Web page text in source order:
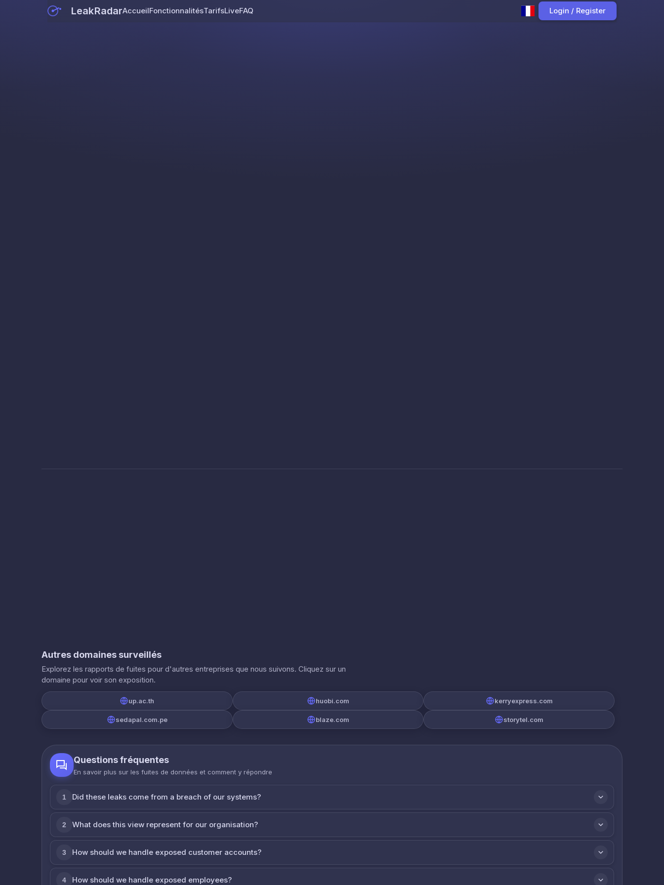
LeakRadarAccueilFonctionnalitésTarifsLiveFAQ Login / Register
Autres domaines surveillés
Explorez les rapports de fuites pour d'autres entreprises que nous suivons. Cliquez sur un
domaine pour voir son exposition.
up.ac.th huobi.com kerryexpress.com
sedapal.com.pe blaze.com storytel.com
Questions fréquentes
En savoir plus sur les fuites de données et comment y répondre
1 Did these leaks come from a breach of our systems?
2 What does this view represent for our organisation?
3 How should we handle exposed customer accounts?
4 How should we handle exposed employees?